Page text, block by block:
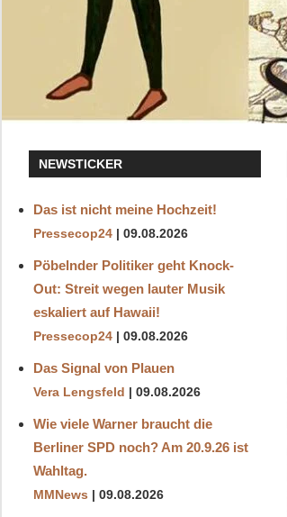
NEWSTICKER
Das ist nicht meine Hochzeit!
Pressecop24 09.08.2026
Pöbelnder Politiker geht Knock-
Out: Streit wegen lauter Musik
eskaliert auf Hawaii!
Pressecop24 09.08.2026
Das Signal von Plauen
Vera Lengsfeld 09.08.2026
Wie viele Warner braucht die
Berliner SPD noch? Am 20.9.26 ist
Wahltag.
MMNews 09.08.2026